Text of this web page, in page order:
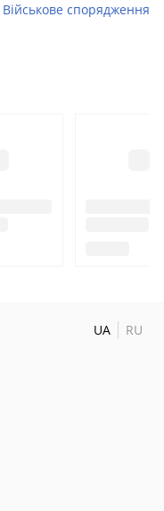
Військове спорядження
UA RU